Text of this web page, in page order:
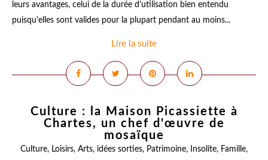
leurs avantages, celui de la durée d'utilisation bien entendu
puisqu'elles sont valides pour la plupart pendant au moins...
Lire la suite
Culture : la Maison Picassiette à
Chartes, un chef d'œuvre de
mosaïque
Culture, Loisirs, Arts, idées sorties, Patrimoine, Insolite, Famille,